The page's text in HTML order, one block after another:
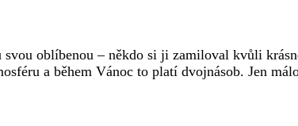
oblíbenou – někdo si ji zamiloval kvůli
a během Vánoc to platí dvojnásob. Jen